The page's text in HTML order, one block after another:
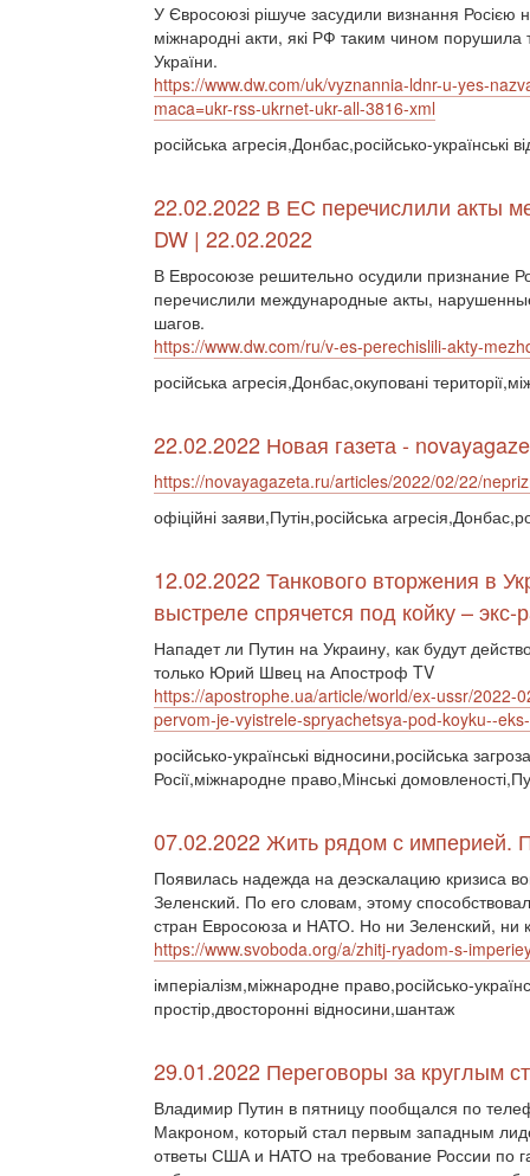
У Євросоюзі рішуче засудили визнання
міжнародні акти, які РФ таким чином порушила
України.
https://www.dw.com/uk/vyznannia-ldnr-u-yes-
maca=ukr-rss-ukrnet-ukr-all-3816-xml
російська агресія,Донбас,російсько-
22.02.2022 В ЕС перечислили акты
DW | 22.02.2022
В Евросоюзе решительно осудили признание
перечислили международные акты,
шагов.
https://www.dw.com/ru/v-es-perechislili-akty-
російська агресія,Донбас,окуповані
22.02.2022 Новая газета -
https://novayagazeta.ru/articles/2022/02/22/
офіційні заяви,Путін,російська
12.02.2022 Танкового вторжения в
выстреле спрячется под койку – экс-
Нападет ли Путин на Украину, как будут
только Юрий Швец на Апостроф TV
https://apostrophe.ua/article/world/ex-ussr/
pervom-je-vyistrele-spryachetsya-pod-koyku--
російсько-українські відносини,російська
Росії,міжнародне право,Мінські
07.02.2022 Жить рядом с империей.
Появилась надежда на деэскалацию кризиса
Зеленский. По его словам, этому
стран Евросоюза и НАТО. Но ни Зеленский, ни
https://www.svoboda.org/a/zhitj-ryadom-s-
імперіалізм,міжнародне право,російсько-
простір,двосторонні відносини,шантаж
29.01.2022 Переговоры за круглым
Владимир Путин в пятницу пообщался по
Макроном, который стал первым западным
ответы США и НАТО на требование России по